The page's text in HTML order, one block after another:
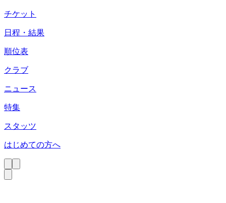
チケット
日程・結果
順位表
クラブ
ニュース
特集
スタッツ
はじめての方へ